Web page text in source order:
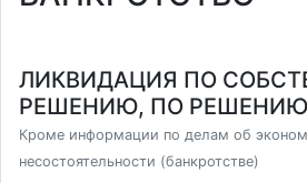
ЛИКВИДАЦИЯ ПО
РЕШЕНИЮ, ПО
Кроме информации по делам об
несостоятельности (банкротстве)